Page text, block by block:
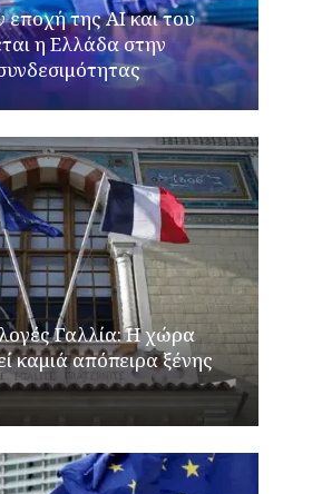
εποχή της AI και του
η Ελλάδα στην
Γαλλία: Η χώρα
καμιά απόπειρα ξένης